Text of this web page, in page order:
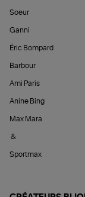
Soeur
Ganni
Éric Bompard
Barbour
Ami Paris
Anine Bing
Max Mara
&
Sportmax